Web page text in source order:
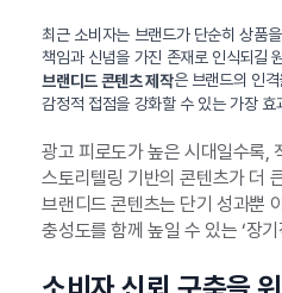
최근 소비자는 브랜드가 단순히 상품
책임과 신념을 가진 존재로 인식되길
브랜디드 콘텐츠 제작은 브랜드의 인격
감정적 접점을 강화할 수 있는 가장 효
광고 피로도가 높은 시대일수록,
스토리텔링 기반의 콘텐츠가 더
브랜디드 콘텐츠는 단기 성과뿐
충성도를 함께 높일 수 있는 ‘장